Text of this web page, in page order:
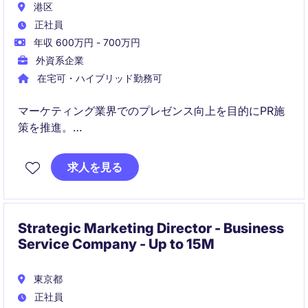
港区
正社員
年収 600万円 - 700万円
外資系企業
在宅可・ハイブリッド勤務可
マーケティング業界でのプレゼンス向上を目的にPR施
策を推進。
メディア対応、コンテンツ制作、戦略的コミュニケー
ション計画を担います。
求人を見る
Strategic Marketing Director - Business
Service Company - Up to 15M
東京都
正社員